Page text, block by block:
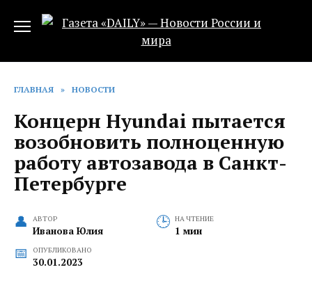
ГЛАВНАЯ » НОВОСТИ
Концерн Hyundai пытается
возобновить полноценную
работу автозавода в Санкт-
Петербурге
АВТОР
Иванова Юлия
НА ЧТЕНИЕ
1 мин
ОПУБЛИКОВАНО
30.01.2023